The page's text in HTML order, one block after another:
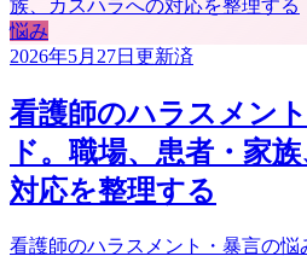
悩み
2026年5月27日 更新済
看護師のハラスメン
ド。職場、患者・家
対応を整理する
看護師のハラスメント・暴言の悩